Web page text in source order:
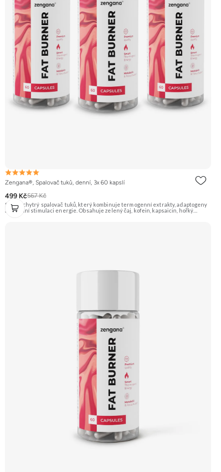
Zengana®, Spalovač tuků, denní, 3x 60 kapslí
499 Kč567 Kč
Silný a chytrý spalovač tuků, který kombinuje termogenní extrakty, adaptogeny
a přírodní stimulaci energie. Obsahuje zelený čaj, kofein, kapsaicin, hořký